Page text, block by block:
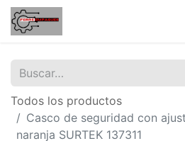
Todos los productos
Casco de seguridad con
naranja SURTEK 137311